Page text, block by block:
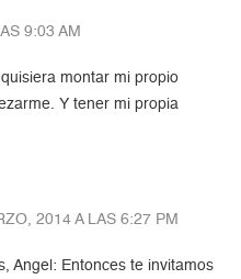
9:03 AM
montar mi propio
Y tener mi propia
2014 A LAS 6:27 PM
Angel: Entonces te invitamos